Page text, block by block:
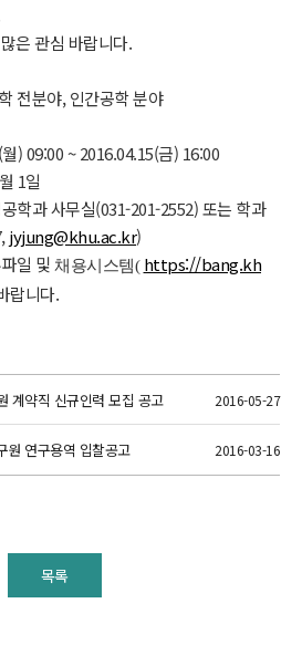
은 관심 바랍니다.
전분야, 인간공학 분야
) 09:00 ~ 2016.04.15(금) 16:00
1일
학과 사무실(031-201-2552) 또는 학과
jyjung@khu.ac.kr)
일 및 채용시스템( https://bang.kh
랍니다.
계약직 신규인력 모집 공고 2016-05-27
원 연구용역 입찰공고 2016-03-16
목록